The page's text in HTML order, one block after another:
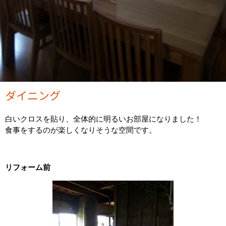
ダイニング
白いクロスを貼り、全体的に明るいお部屋になりました！
食事をするのが楽しくなりそうな空間です。
リフォーム前